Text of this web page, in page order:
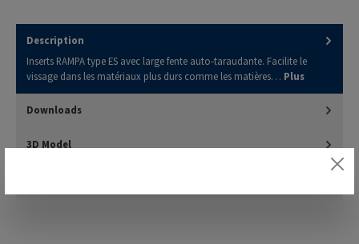
Description
Inserts RAMPA type ES avec large fente auto-taraudante. Facilite le
vissage dans les matériaux plus durs comme les matières… Plus
Downloads
3D Model